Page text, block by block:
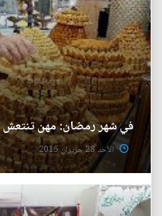
في شهر رمضان: مهن
الأحد 28 حزيران 2015